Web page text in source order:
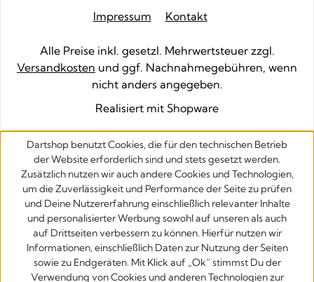
Impressum Kontakt
Alle Preise inkl. gesetzl. Mehrwertsteuer zzgl.
Versandkosten und ggf. Nachnahmegebühren, wenn
nicht anders angegeben.
Realisiert mit Shopware
Dartshop benutzt Cookies, die für den technischen Betrieb
der Website erforderlich sind und stets gesetzt werden.
Zusätzlich nutzen wir auch andere Cookies und Technologien,
um die Zuverlässigkeit und Performance der Seite zu prüfen
und Deine Nutzererfahrung einschließlich relevanter Inhalte
und personalisierter Werbung sowohl auf unseren als auch
auf Drittseiten verbessern zu können. Hierfür nutzen wir
Informationen, einschließlich Daten zur Nutzung der Seiten
sowie zu Endgeräten. Mit Klick auf „Ok” stimmst Du der
Verwendung von Cookies und anderen Technologien zur